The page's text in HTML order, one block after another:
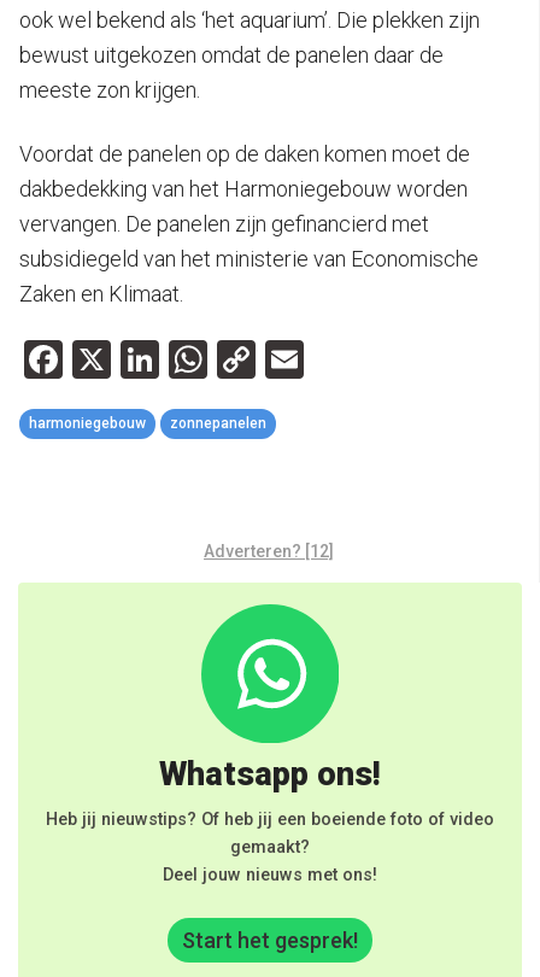
ook wel bekend als ‘het aquarium’. Die plekken zijn
bewust uitgekozen omdat de panelen daar de
meeste zon krijgen.
Voordat de panelen op de daken komen moet de
dakbedekking van het Harmoniegebouw worden
vervangen. De panelen zijn gefinancierd met
subsidiegeld van het ministerie van Economische
Zaken en Klimaat.
Facebook
X LinkedIn
WhatsApp
Copy
Link
harmoniegebouw zonnepanelen
Adverteren? [12]
Whatsapp ons!
Heb jij nieuwstips? Of heb jij een boeiende foto of video
gemaakt?
Deel jouw nieuws met ons!
Start het gesprek!